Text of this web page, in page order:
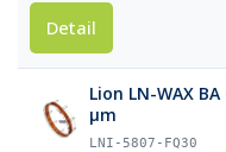
Detail
Lion LN-WAX
µm
LNI-5807-FQ30